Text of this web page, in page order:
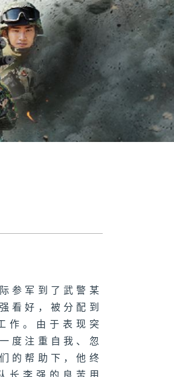
参军到了武警某
看好，被分配到
作。由于表现突
度注重自我、忽
的帮助下，他终